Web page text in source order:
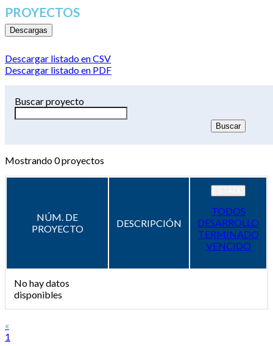
PROYECTOS
Descargas
Descargar listado en CSV
Descargar listado en PDF
Buscar proyecto
Mostrando0proyectos
NÚM. DE
PROYECTO
DESCRIPCIÓN
TODOS
DESARROLLO
TERMINADO
VENCIDO
No hay datos
disponibles
«
1